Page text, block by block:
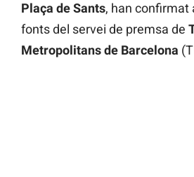
Plaça de Sants, han confirmat
fonts del servei de premsa de
Metropolitans de Barcelona